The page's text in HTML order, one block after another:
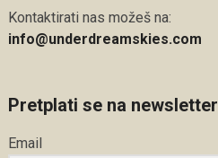
Kontaktirati nas možeš na:
info@underdreamskies.com
Pretplati se na newsletter
Email